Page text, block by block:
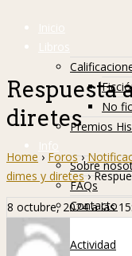
Inicio
Libros
No
Premios
Info
Sobre
FAQs
Contacto
Hislibreños
Actividad
Respuesta
diretes
Home › Foros ›
dimes y diretes ›
8 octubre, 2024 a las